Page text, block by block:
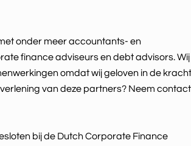
onder meer accountants- en
finance adviseurs en debt advisors. Wij
omdat wij geloven in de
van deze partners? Neem
bij de Dutch Corporate Finance